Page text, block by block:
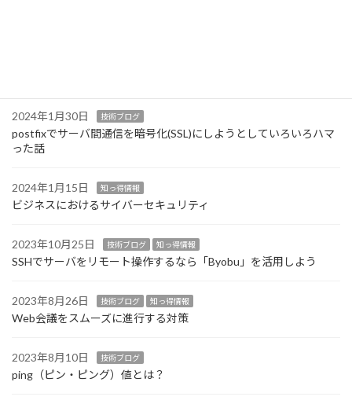
2024年1月30日 技術ブログ
postfixでサーバ間通信を暗号化(SSL)にしようとしていろいろハマ
った話
2024年1月15日 知っ得情報
ビジネスにおけるサイバーセキュリティ
2023年10月25日 技術ブログ 知っ得情報
SSHでサーバをリモート操作するなら「Byobu」を活用しよう
2023年8月26日 技術ブログ 知っ得情報
Web会議をスムーズに進行する対策
2023年8月10日 技術ブログ
ping（ピン・ピング）値とは？